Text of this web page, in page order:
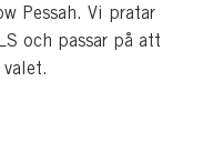
Pessah. Vi pratar
och passar på att